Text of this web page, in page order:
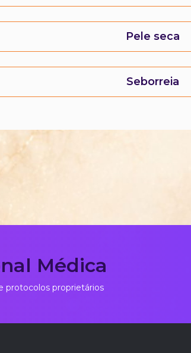
Pele seca
Seborreia
Médica
protocolos proprietários